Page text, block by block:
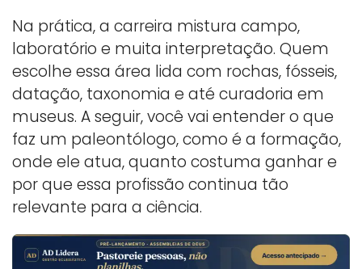
Na prática, a carreira mistura campo,
laboratório e muita interpretação. Quem
escolhe essa área lida com rochas, fósseis,
datação, taxonomia e até curadoria em
museus. A seguir, você vai entender o que
faz um paleontólogo, como é a formação,
onde ele atua, quanto costuma ganhar e
por que essa profissão continua tão
relevante para a ciência.